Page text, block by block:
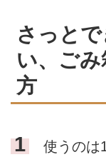
さっと
い、ご
方
1
使うのは